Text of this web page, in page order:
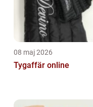
08 maj 2026
Tygaffär online